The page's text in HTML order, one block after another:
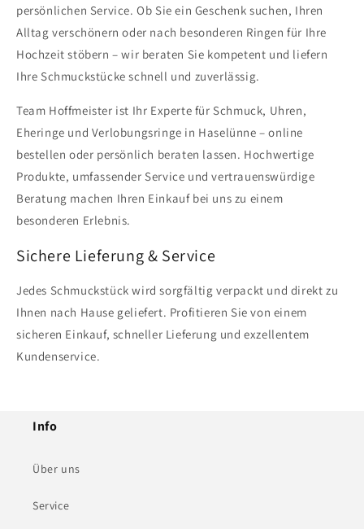
persönlichen Service. Ob Sie ein Geschenk suchen, Ihren
Alltag verschönern oder nach besonderen Ringen für Ihre
Hochzeit stöbern – wir beraten Sie kompetent und liefern
Ihre Schmuckstücke schnell und zuverlässig.
Team Hoffmeister ist Ihr Experte für Schmuck, Uhren,
Eheringe und Verlobungsringe in Haselünne – online
bestellen oder persönlich beraten lassen. Hochwertige
Produkte, umfassender Service und vertrauenswürdige
Beratung machen Ihren Einkauf bei uns zu einem
besonderen Erlebnis.
Sichere Lieferung & Service
Jedes Schmuckstück wird sorgfältig verpackt und direkt zu
Ihnen nach Hause geliefert. Profitieren Sie von einem
sicheren Einkauf, schneller Lieferung und exzellentem
Kundenservice.
Info
Über uns
Service